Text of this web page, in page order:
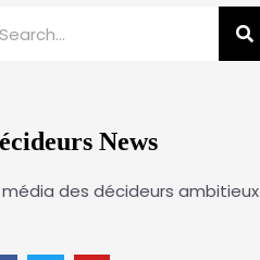
News
média des décideurs ambitieux